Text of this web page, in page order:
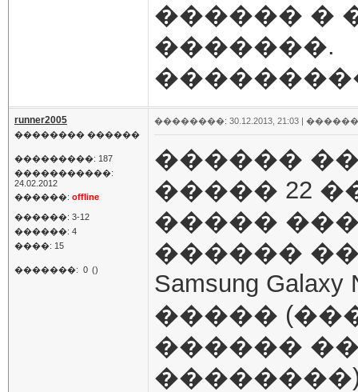
������ �
�������.
����������
runner2005
�������� ������
���������: 187
�����������:
24.02.2012
������: offline
������: 3-12
������: 4
����: 15
�������: 0 ()
��������: 30.12.2013, 21:03 |
������
����� 22
�����
������
Samsung
�����
������